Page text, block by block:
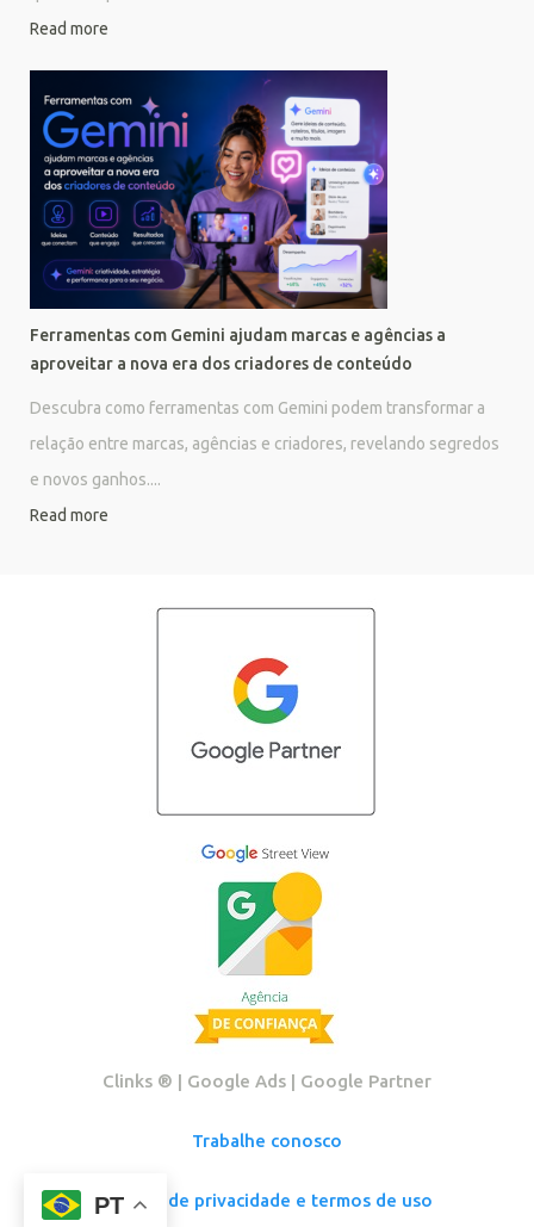
Read more
Ferramentas com Gemini ajudam marcas e agências a
aproveitar a nova era dos criadores de conteúdo
Descubra como ferramentas com Gemini podem transformar a
relação entre marcas, agências e criadores, revelando segredos
e novos ganhos....
Read more
Clinks ®️ | Google Ads | Google Partner
Trabalhe conosco
Política de privacidade e termos de uso
PT